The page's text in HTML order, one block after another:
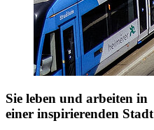
Sie leben und arbeiten in
einer inspirierenden Stadt